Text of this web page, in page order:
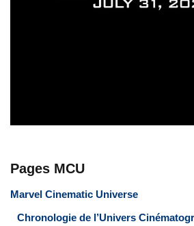
Pages MCU
Marvel Cinematic Universe
Chronologie de l’Univers